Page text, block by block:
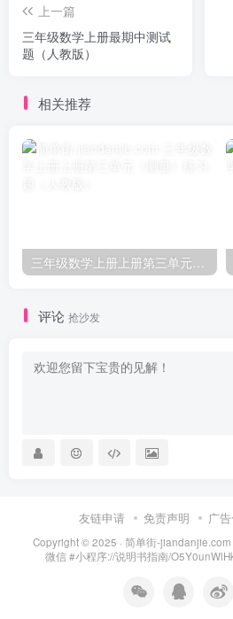
上一篇
三年级数学上册最期中测试
题（人教版）
相关推荐
评论 抢沙发
友链申请 免责声明 广
Copyright © 2025 · 简单街-jiandanjie.com
微信 #小程序://说明书指南/